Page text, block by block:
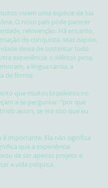
vivem uma espécie de lua
O novo país pode parecer
reinvenção. Há encanto,
de conquista. Mas depois,
deixa de sustentar tudo,
experiência: o silêncio pesa,
a língua cansa, a
de forma.
que muitos brasileiros no
a se perguntar: “por que
assim, se era isso que eu
é importante. Ela não significa
que a experiência
de ser apenas projeto e
a vida psíquica.